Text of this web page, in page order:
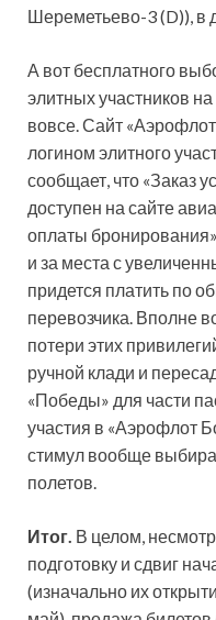
Шереметьево-3 (D)), в
А вот бесплатного
элитных участников
вовсе. Сайт
логином элитного
сообщает, что «Заказ
доступен на сайте
оплаты
и за места с
придется платить по
перевозчика. Вполне
потери этих
ручной клади и
«Победы» для части
участия в «Аэрофлот
стимул вообще
полетов.
Итог. В целом,
подготовку и сдвиг
(изначально их